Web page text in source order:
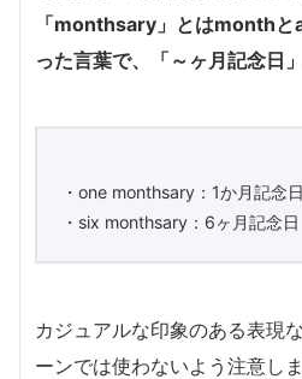
「monthsary」とはmonth
った言葉で、「～ヶ月記念日
・one monthsary：1か月記念日
・six monthsary：6ヶ月記念日
カジュアルな印象のある表現
ーンでは使わないよう注意しま